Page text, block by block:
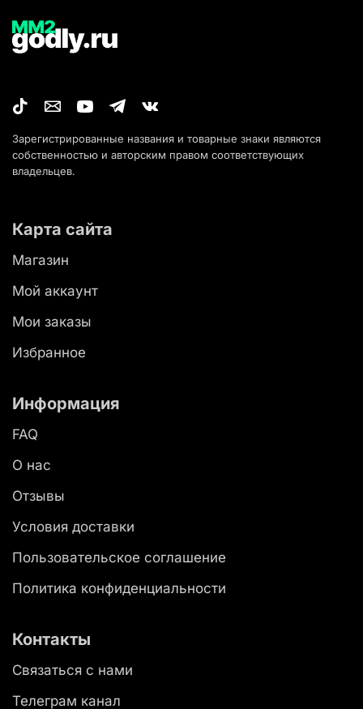
Зарегистрированные названия и товарные знаки являются
собственностью и авторским правом соответствующих
владельцев.
Карта сайта
Магазин
Мой аккаунт
Мои заказы
Избранное
Информация
FAQ
О нас
Отзывы
Условия доставки
Пользовательское соглашение
Политика конфиденциальности
Контакты
Связаться с нами
Телеграм канал